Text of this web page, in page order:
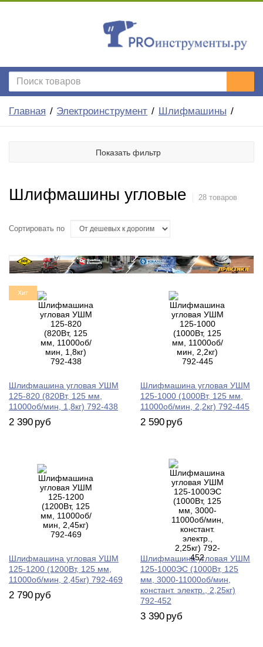
Главная Электроинструмент Шлифмашины
Показать фильтр
Шлифмашины угловые 28 товаров
Сортировать по
Хит
Шлифмашина угловая УШМ
125-820 (820Вт, 125 мм,
11000об/мин, 1,8кг) 792-438
2 390 руб
Шлифмашина угловая УШМ
125-1000 (1000Вт, 125 мм,
11000об/мин, 2,2кг) 792-445
2 590 руб
Шлифмашина угловая УШМ
125-1200 (1200Вт, 125 мм,
11000об/мин, 2,45кг) 792-469
2 790 руб
Шлифмашина угловая УШМ
125-1000ЭC (1000Вт, 125
мм, 3000-11000об/мин,
констант. электр., 2,25кг)
792-452
3 390 руб